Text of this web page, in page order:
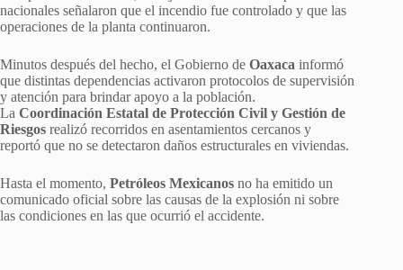
nacionales señalaron que el incendio fue controlado y que las
operaciones de la planta continuaron.
Minutos después del hecho, el Gobierno de Oaxaca informó
que distintas dependencias activaron protocolos de supervisión
y atención para brindar apoyo a la población.
La Coordinación Estatal de Protección Civil y Gestión de
Riesgos realizó recorridos en asentamientos cercanos y
reportó que no se detectaron daños estructurales en viviendas.
Hasta el momento, Petróleos Mexicanos no ha emitido un
comunicado oficial sobre las causas de la explosión ni sobre
las condiciones en las que ocurrió el accidente.